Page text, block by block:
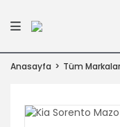
Anasayfa Tüm Markalar